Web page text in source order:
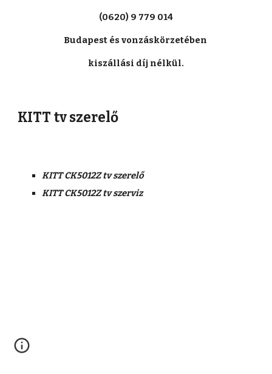
(0620) 9 779 014
Budapest és vonzáskörzetében
kiszállási díj nélkül.
KITT tv szerelő
KITT CK5012Z tv szerelő
KITT CK5012Z tv szerviz